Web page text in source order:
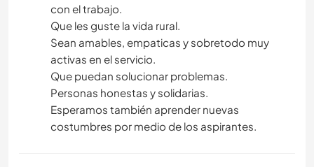
MONTAGNE
SPORTS D'ÉQUIPE
SPORTS D'AVENTURE
SPORTS NAUTIQUES
con el trabajo.
Que les guste la vida rural.
Sean amables, empaticas y sobretodo muy
activas en el servicio.
Que puedan solucionar problemas.
Personas honestas y solidarias.
Esperamos también aprender nuevas
costumbres por medio de los aspirantes.